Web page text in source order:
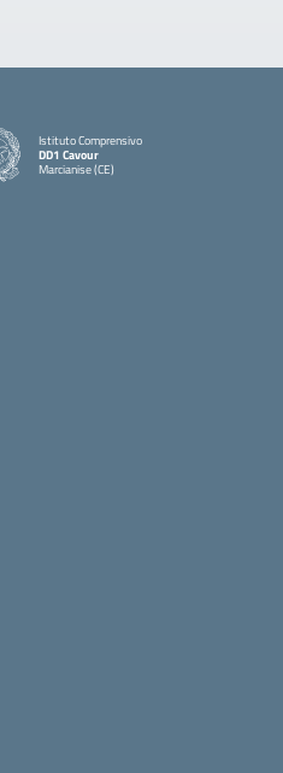
Istituto Comprensivo
DD1 Cavour
Marcianise (CE)